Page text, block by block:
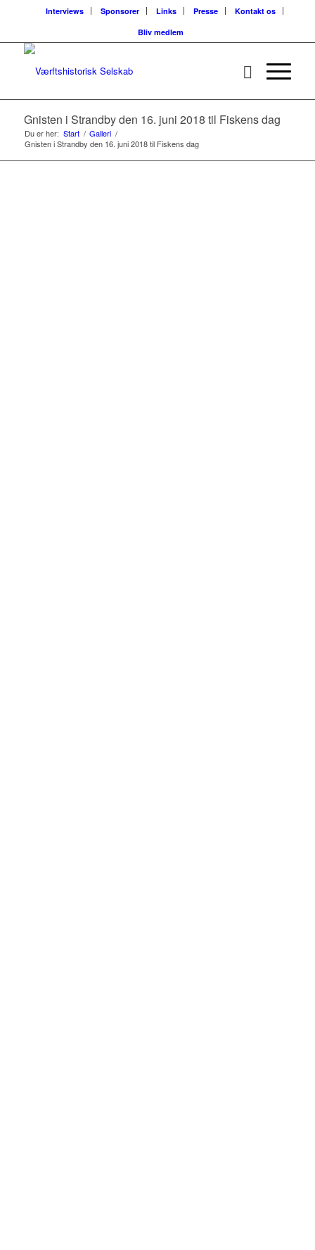
Interviews Sponsorer Links Presse
Kontakt os
Bliv medlem
Gnisten i Strandby den 16. juni 2018 til Fiskens dag
Du er her: Start / Galleri /
Gnisten i Strandby den 16. juni 2018 til Fiskens dag